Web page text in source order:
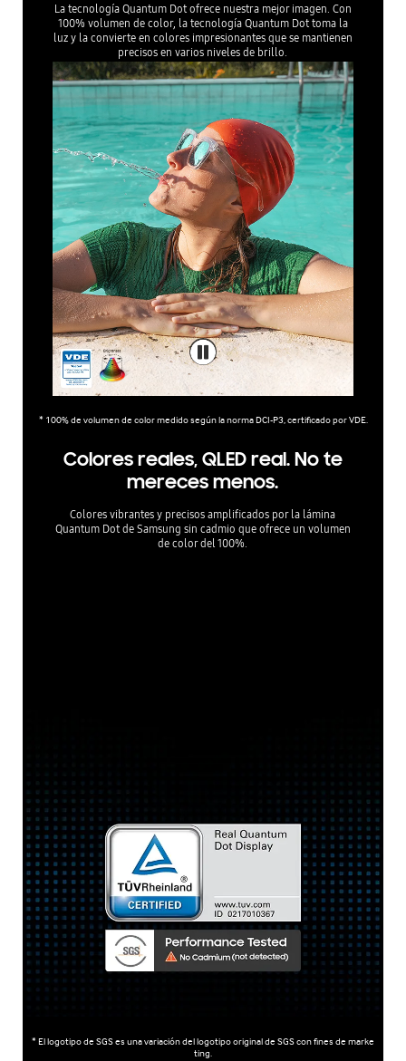
La tecnología Quantum Dot ofrece nuestra mejor imagen. Con
100% volumen de color, la tecnología Quantum Dot toma la
luz y la convierte en colores impresionantes que se mantienen
precisos en varios niveles de brillo.
* 100% de volumen de color medido según la norma DCI-P3, certificado por VDE.
Colores reales, QLED real. No te
mereces menos.
Colores vibrantes y precisos amplificados por la lámina
Quantum Dot de Samsung sin cadmio que ofrece un volumen
de color del 100%.
* El logotipo de SGS es una variación del logotipo original de SGS con fines de marke
ting.